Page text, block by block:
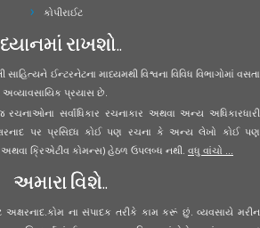
કોપીરાઈટ
ધ્યાનમાં રાખશો..
ઈન્ટરનેટના માધ્યમથી વિશ્વના વિવિધ વિભાગોમાં વસતા
અવ્યાવસાયિક પ્રયાસ છે.
સર્વાધિકાર રચનાકાર અથવા અન્ય અધિકારધારી
પર પ્રસિધ્ધ કોઈ પણ રચના કે અન્ય લેખો કોઈ પણ
ક્રિએટીવ કોમન્સ) હેઠળ ઉપલબ્ધ નથી. વધુ વાંચો ...
અમારા વિશે..
ના સંપાદક તરીકે કામ કરૂં છું. વ્યવસાયે મરીન